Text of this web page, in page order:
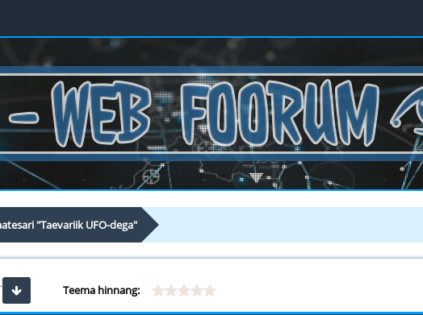
"Taevariik UFO-dega"
Teema hinnang: